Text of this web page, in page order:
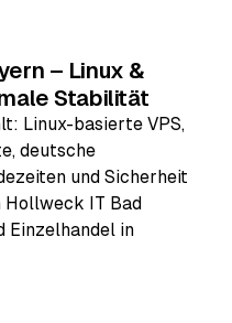
– Linux &
Stabilität
Linux-basierte VPS,
deutsche
und Sicherheit
IT Bad
Einzelhandel in